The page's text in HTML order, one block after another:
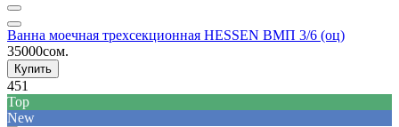
Ванна моечная трехсекционная HESSEN ВМП 3/6 (оц)
35000сом.
Купить
451
Top
New